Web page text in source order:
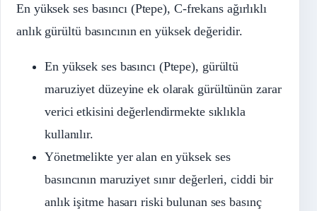
En yüksek ses basıncı (Ptepe), C-frekans ağırlıklı
anlık gürültü basıncının en yüksek değeridir.
En yüksek ses basıncı (Ptepe), gürültü
maruziyet düzeyine ek olarak gürültünün zarar
verici etkisini değerlendirmekte sıklıkla
kullanılır.
Yönetmelikte yer alan en yüksek ses
basıncının maruziyet sınır değerleri, ciddi bir
anlık işitme hasarı riski bulunan ses basınç